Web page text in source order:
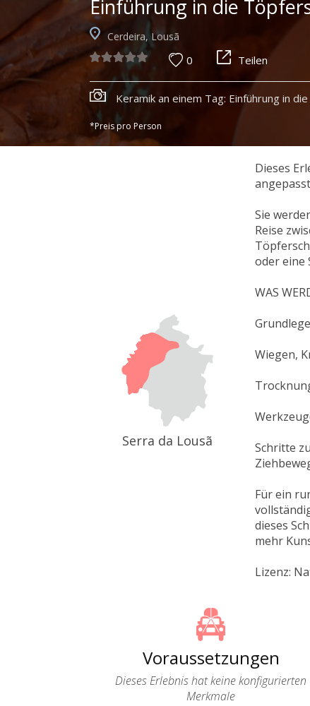
Einführung in die
Cerdeira, Lousã
0 Teilen
Keramik an einem Tag: Einführung in
*Preis pro Person
Serra da Lousã
Dieses
Sie
Reise
oder eine
WAS
Wiegen,
Schritte
Für ein
dieses
mehr
Lizenz:
Voraussetzungen
Dieses Erlebnis hat keine konfigurierten
Merkmale